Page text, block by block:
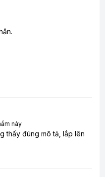
này
thấy đúng mô tả, lắp lên